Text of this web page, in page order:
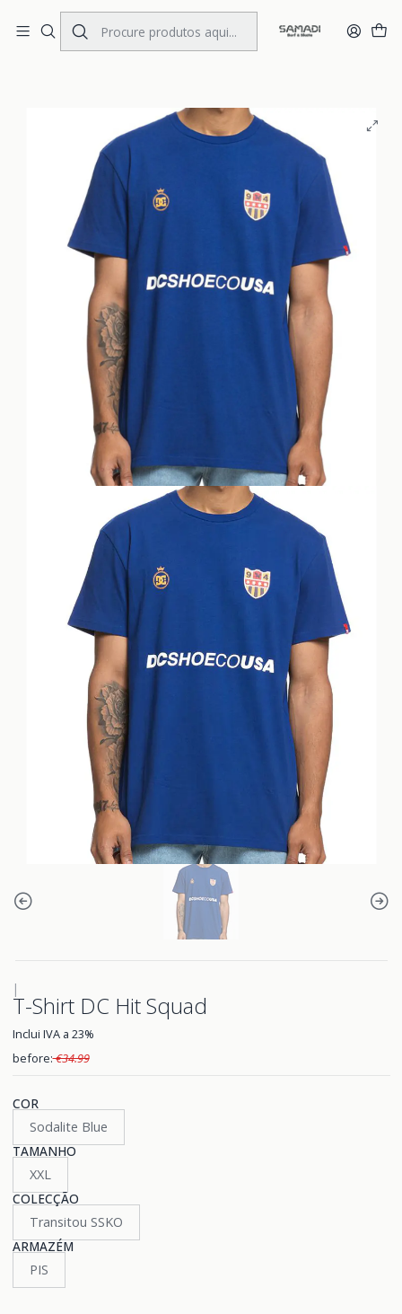
Portes Gratis Portugal e Espanha
MENS CLOTHING T.Shirts T-Shirt DC Hit Squad
|
T-Shirt DC Hit Squad
Inclui IVA a 23%
before:€34.99
COR
Sodalite Blue
TAMANHO
XXL
COLECÇÃO
Transitou SSKO
ARMAZÉM
PIS